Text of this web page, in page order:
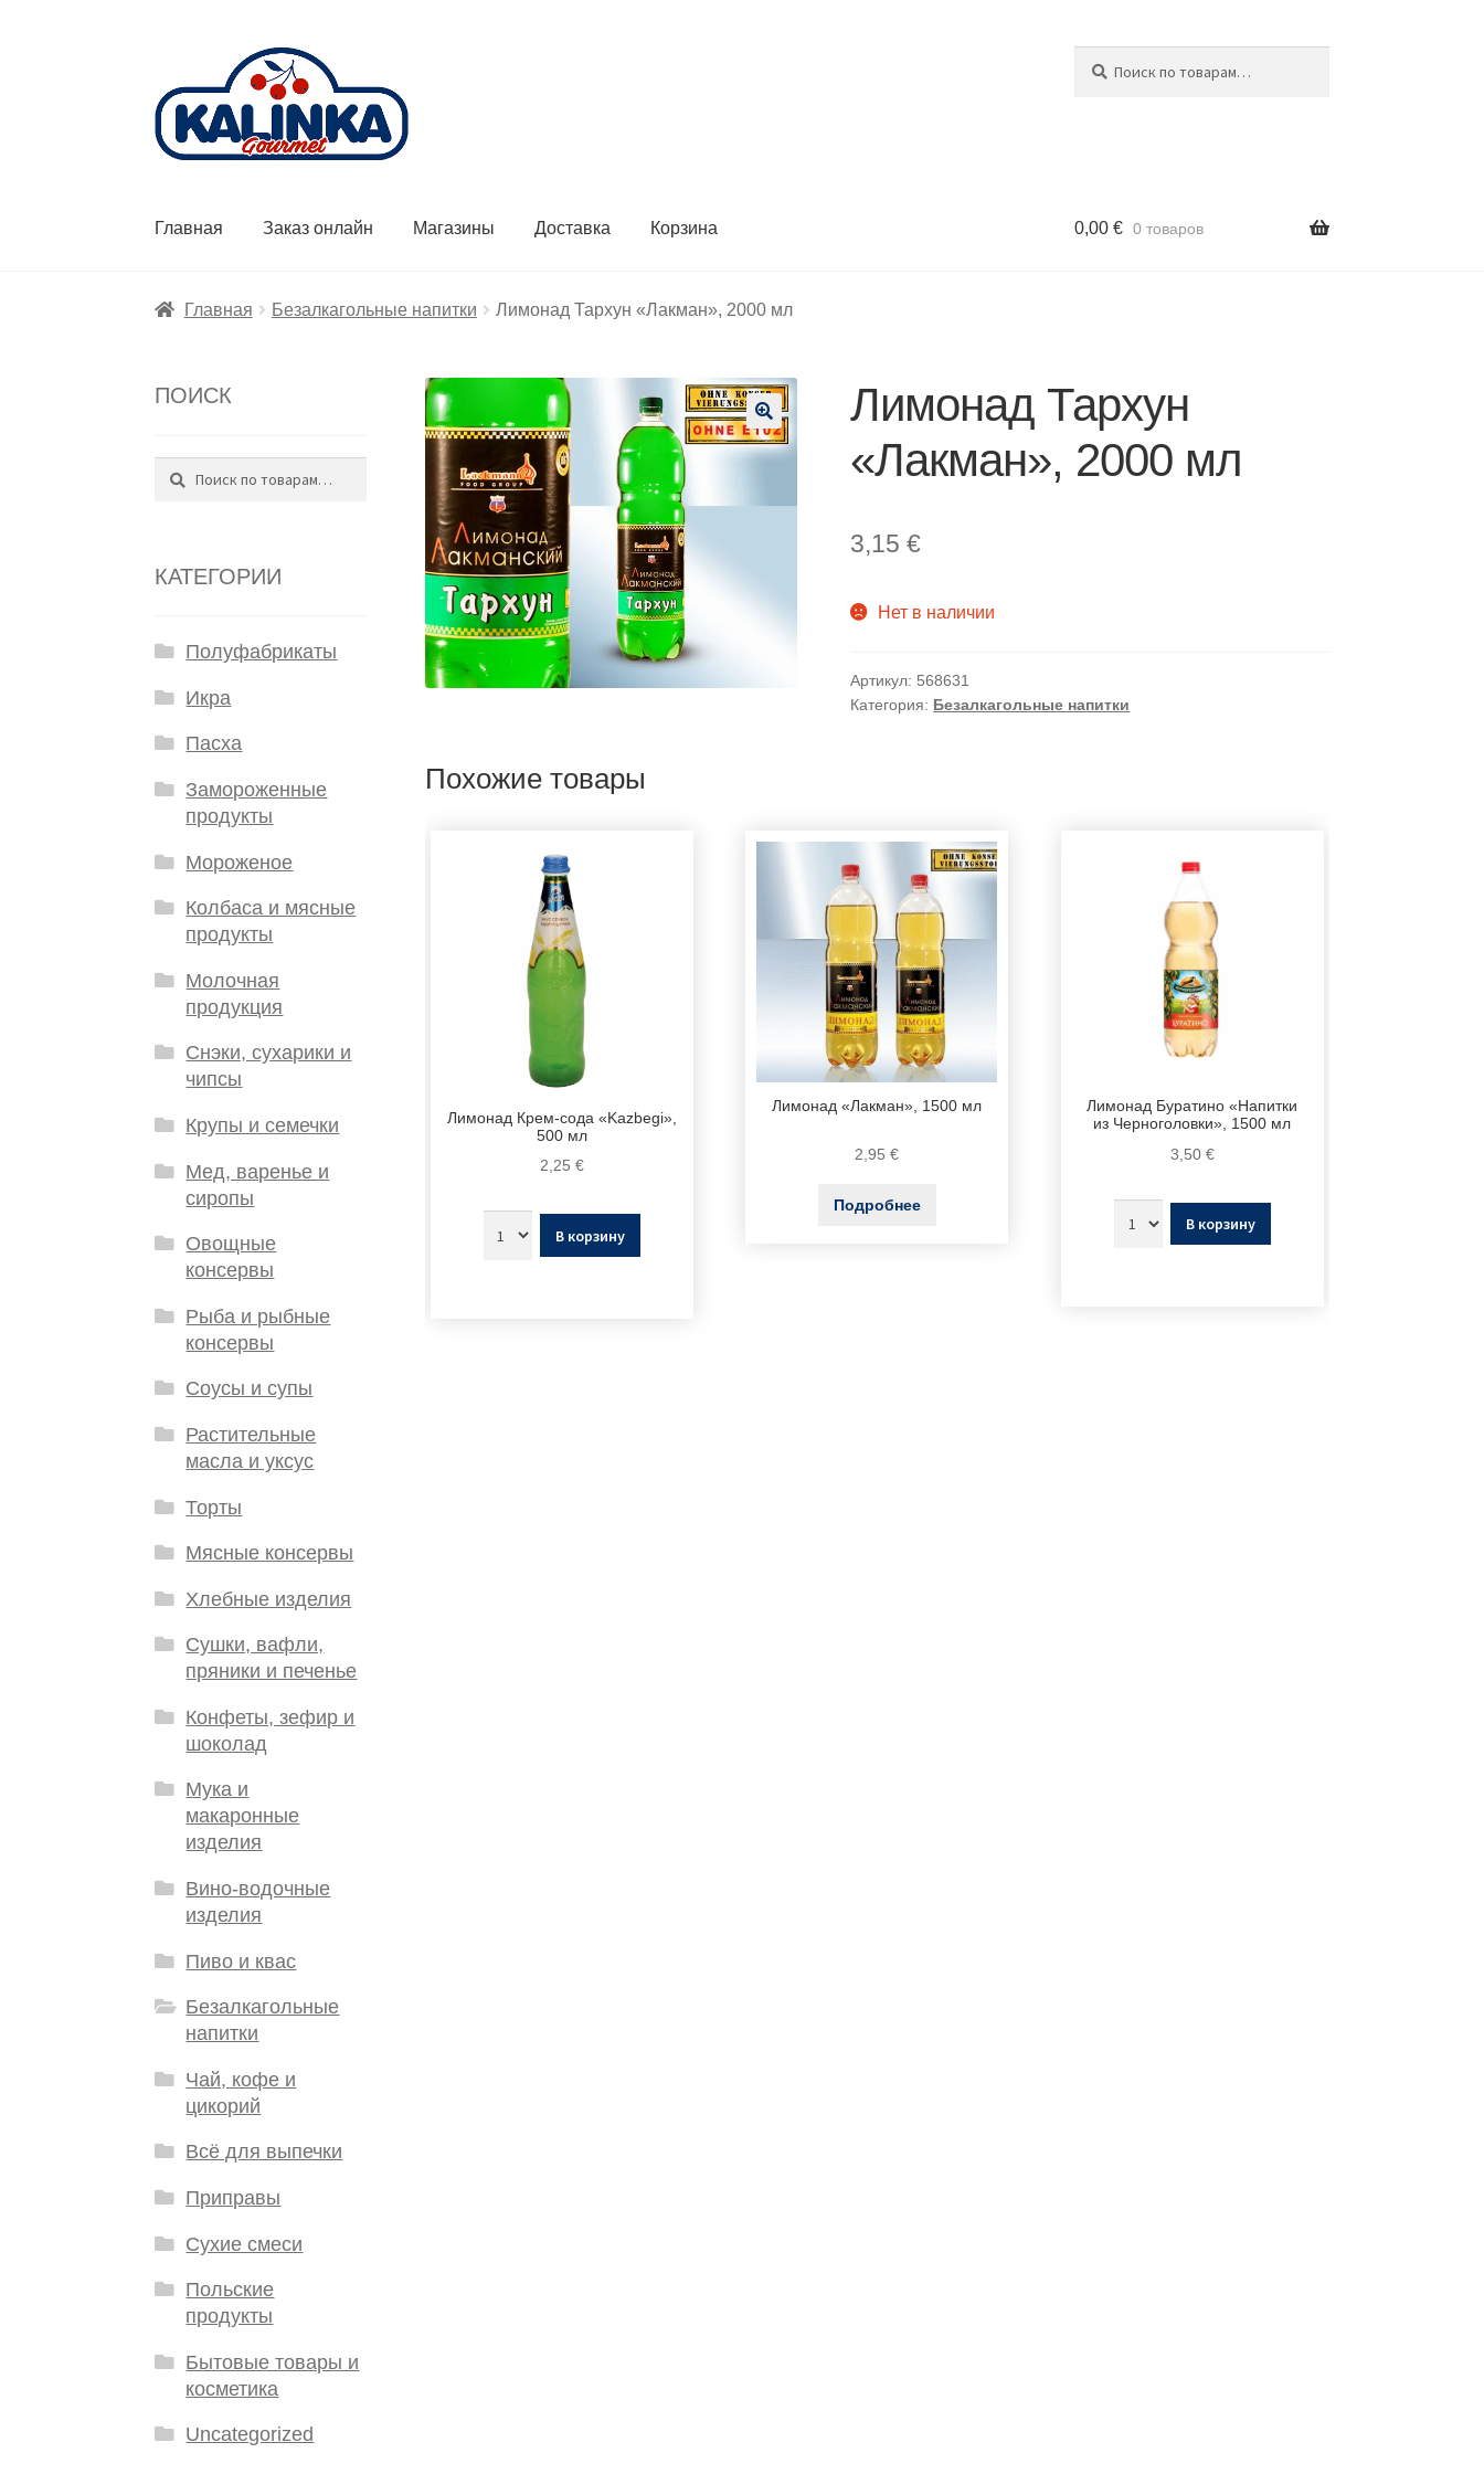
навигации
содержимому
Главная Заказ онлайн Магазины Доставка Корзина 0,00 € 0 товаров
Главная Безалкагольные напитки Лимонад Тархун «Лакман», 2000 мл
🔍
Лимонад Тархун
«Лакман», 2000 мл
3,15€
Нет в наличии
Артикул: 568631
Категория: Безалкагольные напитки
Похожие товары
Лимонад Крем-сода «Kazbegi»,
500 мл
2,25 €
В корзину
Лимонад «Лакман», 1500 мл
2,95€
Подробнее
Лимонад Буратино «Напитки
из Черноголовки», 1500 мл
3,50 €
В корзину
ПОИСК
Искать:
Поиск
КАТЕГОРИИ
Полуфабрикаты
Икра
Пасха
Замороженные
продукты
Мороженое
Колбаса и мясные
продукты
Молочная
продукция
Снэки, сухарики и
чипсы
Крупы и семечки
Мед, варенье и
сиропы
Овощные
консервы
Рыба и рыбные
консервы
Соусы и супы
Растительные
масла и уксус
Торты
Мясные консервы
Хлебные изделия
Сушки, вафли,
пряники и печенье
Конфеты, зефир и
шоколад
Мука и
макаронные
изделия
Вино-водочные
изделия
Пиво и квас
Безалкагольные
напитки
Чай, кофе и
цикорий
Всё для выпечки
Приправы
Сухие смеси
Польские
продукты
Бытовые товары и
косметика
Uncategorized